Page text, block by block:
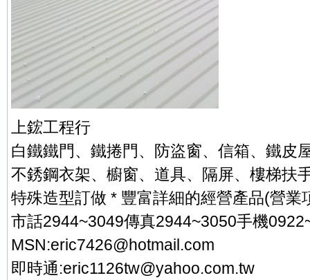
上鋐工程行
白鐵鐵門、鐵捲門、防盜窗、信箱、鐵皮
不銹鋼衣架、櫥窗、道具、隔屏、樓梯扶
特殊造型訂做 * 豐富詳細的經營產品(營業
市話2944~3049傳真2944~3050手機
MSN:eric7426@hotmail.com
即時通:eric1126tw@yahoo.com.tw